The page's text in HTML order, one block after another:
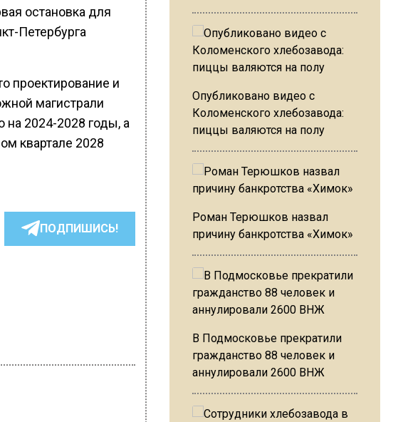
остановка для
Петербурга
проектирование и
магистрали
2024-2028 годы, а
квартале 2028
ПОДПИШИСЬ!
Опубликовано видео с
Коломенского хлебозавода:
пиццы валяются на полу
Роман Терюшков назвал
причину банкротства «Химок»
В Подмосковье прекратили
гражданство 88 человек и
аннулировали 2600 ВНЖ